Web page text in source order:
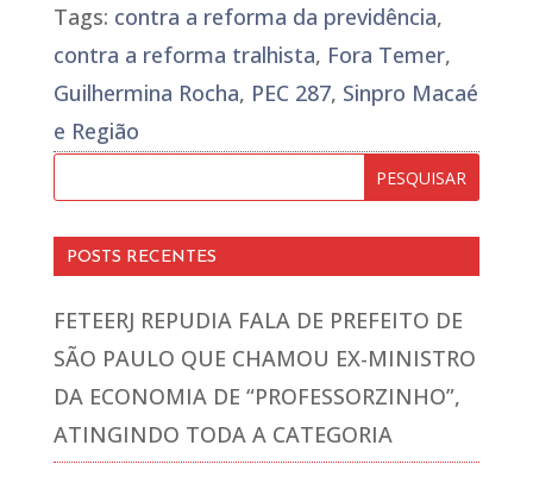
Tags: contra a reforma da previdência,
contra a reforma tralhista, Fora Temer,
Guilhermina Rocha, PEC 287, Sinpro Macaé
e Região
POSTS RECENTES
FETEERJ REPUDIA FALA DE PREFEITO DE
SÃO PAULO QUE CHAMOU EX-MINISTRO
DA ECONOMIA DE “PROFESSORZINHO”,
ATINGINDO TODA A CATEGORIA